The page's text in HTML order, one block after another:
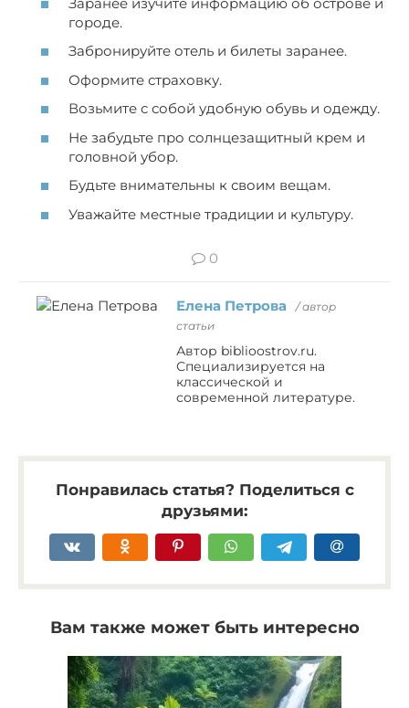
городе.
Забронируйте отель и билеты заранее.
Оформите страховку.
Возьмите с собой удобную обувь и одежду.
Не забудьте про солнцезащитный крем и
головной убор.
Будьте внимательны к своим вещам.
Уважайте местные традиции и культуру.
0
Елена Петрова
/ автор
статьи
Автор biblioostrov.ru.
Специализируется на
классической и
современной литературе.
Понравилась статья? Поделиться с
друзьями:
Вам также может быть интересно